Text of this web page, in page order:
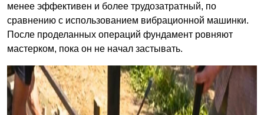
менее эффективен и более трудозатратный, по
сравнению с использованием вибрационной машинки.
После проделанных операций фундамент ровняют
мастерком, пока он не начал застывать.